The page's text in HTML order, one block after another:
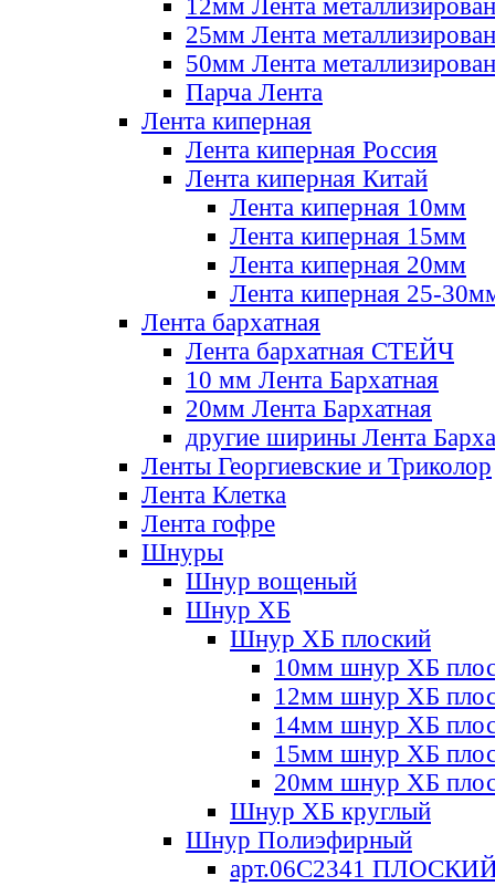
12мм Лента
25мм Лента
50мм Лента
Парча Лента
Лента киперная
Лента киперная Россия
Лента киперная Китай
Лента киперная 10мм
Лента киперная 15мм
Лента киперная 20мм
Лента киперная 25-
Лента бархатная
Лента бархатная СТЕЙЧ
10 мм Лента Бархатная
20мм Лента Бархатная
другие ширины Лента
Ленты Георгиевские и Триколор
Лента Клетка
Лента гофре
Шнуры
Шнур вощеный
Шнур ХБ
Шнур ХБ плоский
10мм шнур ХБ
12мм шнур ХБ
14мм шнур ХБ
15мм шнур ХБ
20мм шнур ХБ
Шнур ХБ круглый
Шнур Полиэфирный
арт.06С2341